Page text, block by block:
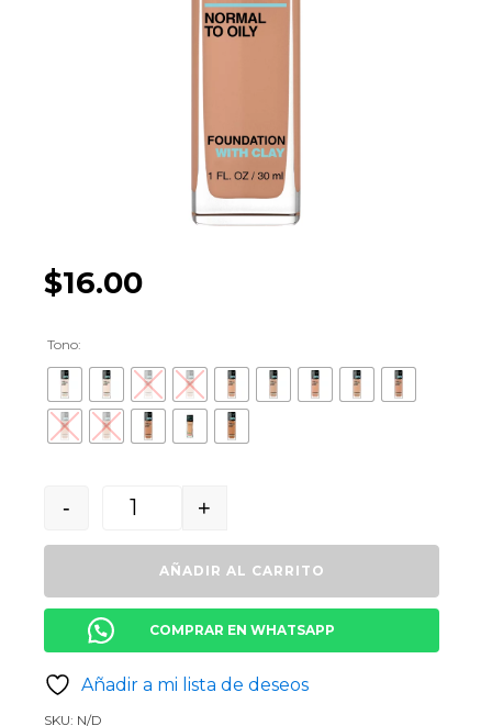
$16.00
Tono:
- +
AÑADIR AL CARRITO
COMPRAR EN WHATSAPP
Añadir a mi lista de deseos
SKU: N/D